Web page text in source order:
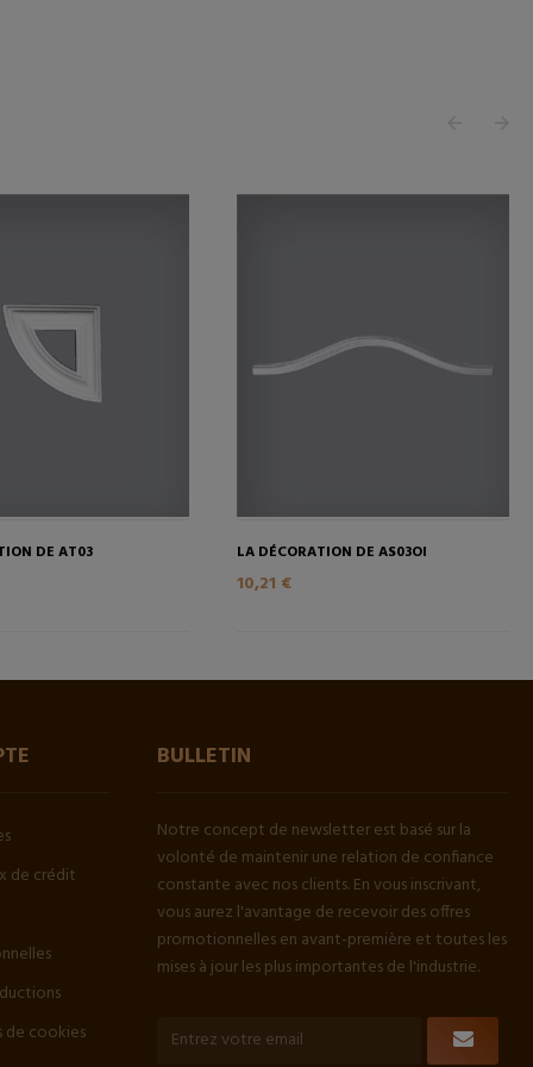
DE AT03 LA DÉCORATION DE AS03OI
10,21 €
de crédit
de cookies
BULLETIN
Notre concept de newsletter est basé sur la
volonté de maintenir une relation de confiance
constante avec nos clients. En vous inscrivant,
vous aurez l'avantage de recevoir des offres
promotionnelles en avant-première et toutes les
mises à jour les plus importantes de l'industrie.